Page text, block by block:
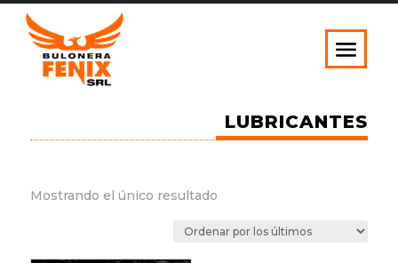
LUBRICANTES
Mostrando el único resultado